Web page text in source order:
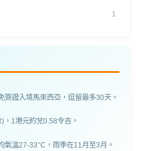
1
簽證入境馬來西亞，逗留最多30天。
，1港元約兌0.58令吉。
氣溫27-33°C，雨季在11月至3月。